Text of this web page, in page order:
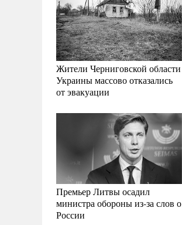
Жители Черниговской области
Украины массово отказались
от эвакуации
Премьер Литвы осадил
министра обороны из-за слов о
России